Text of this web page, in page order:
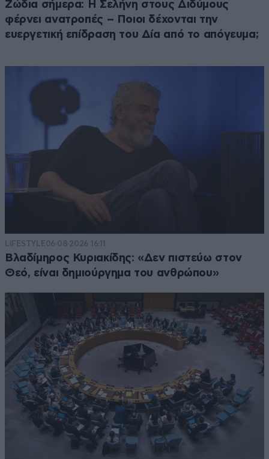
Ζώδια σήμερα: Η Σελήνη στους Διδύμους
φέρνει ανατροπές – Ποιοι δέχονται την
ευεργετική επίδραση του Δία από το απόγευμα;
LIFESTYLE06·08·2026 16:11
Βλαδίμηρος Κυριακίδης: «Δεν πιστεύω στον
Θεό, είναι δημιούργημα του ανθρώπου»